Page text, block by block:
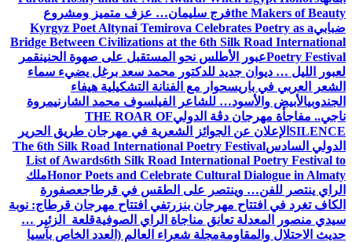
the Makers of Beautyفرج سليمان… عزف متميز ومشروع
ضبابيKyrgyz Poet Altynai Temirova Celebrates Poetry as a
Bridge Between Civilizations at the 6th Silk Road International
Poetry Festivalعبور الأطلس نحو المستقبل على صهوة الحنينقمر
لعبور الليل … ديوان جديد للدكتور محمد سعد برغل يضيء سماء
الشعر العربي في باريسحوار مع الفنانة التشكيلية هيفاء
الجندوبيالأبيض والأسود… للشاعر الفيلسوف محمد الشارنيمروة
ناجي.. مفاجأة مهرجان دڨة الدوليTHE ROAR OF
SILENCE الإعلان عن الجوائز الشعرية في مهرجان طريق الحرير
الدولي السادسThe 6th Silk Road International Poetry Festival
List of Awards6th Silk Road International Poetry Festival to
Honor Poets and Celebrate Cultural Dialogue in Almatyملك
الراي ينتصر للفن… وينتصر على الطقس في قرطاجعصفورة
الكاف تغرد في افتتاح مهرجان بنزرتفي افتتاح مهرجان قرطاج: نوبة
سيدي منصور المعدلة تعانق مناجاة الراي الصوفيةقلعة الزئير …
حديث الاحتلال والمقاومةمجلة شعراء العالم (العدد الخاص بآسيا